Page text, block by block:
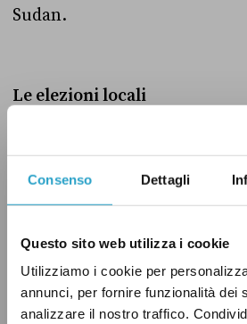
Consenso Dettagli
Questo sito web utilizza i cookie
Utilizziamo i cookie per
annunci, per fornire funzionalità dei
analizzare il nostro traffico.
Sudan.
Le elezioni locali
Ci sono poi alcuni casi di
del tutto indipendenti ma
possedimenti della Corona
Nell’Isola di Man, una legge
l’età minima del voto a 18